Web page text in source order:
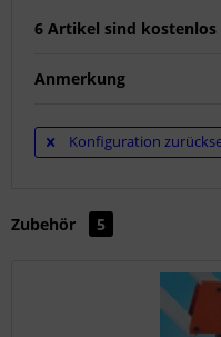
6 Artikel sind kostenlos
Anmerkung
Konfiguration
Zubehör 5